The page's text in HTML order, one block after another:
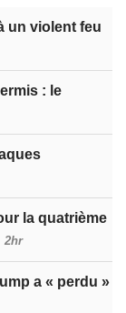
un violent feu
: le
la quatrième
2hr
a « perdu »